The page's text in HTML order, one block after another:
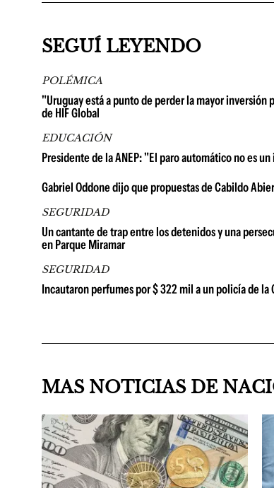
SEGUÍ LEYENDO
POLÉMICA
"Uruguay está a punto de perder la mayor inversión
de HIF Global
EDUCACIÓN
Presidente de la ANEP: "El paro automático no es
Gabriel Oddone dijo que propuestas de Cabildo
SEGURIDAD
Un cantante de trap entre los detenidos y una
en Parque Miramar
SEGURIDAD
Incautaron perfumes por $ 322 mil a un policía de
MAS NOTICIAS DE